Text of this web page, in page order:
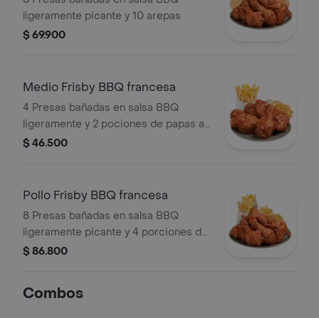
ligeramente picante y 10 arepas
$ 69.900
Medio Frisby BBQ francesa
4 Presas bañadas en salsa BBQ
ligeramente y 2 pociones de papas a
la francesa mediana (60 g und)
$ 46.500
Pollo Frisby BBQ francesa
8 Presas bañadas en salsa BBQ
ligeramente picante y 4 porciones de
papas a la francesa mediana (60 g
$ 86.800
Combos